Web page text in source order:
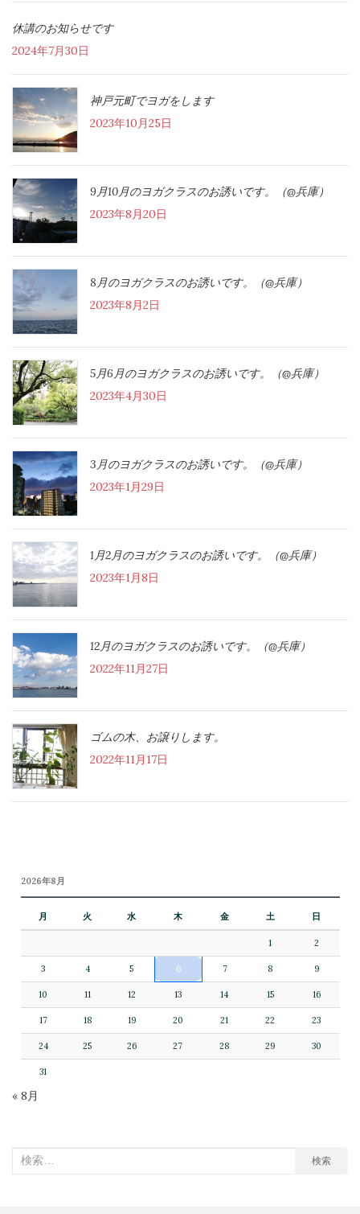
休講のお知らせです
2024年7月30日
神戸元町でヨガをします
2023年10月25日
9月10月のヨガクラスのお誘いです。（@兵庫）
2023年8月20日
8月のヨガクラスのお誘いです。（@兵庫）
2023年8月2日
5月6月のヨガクラスのお誘いです。（@兵庫）
2023年4月30日
3月のヨガクラスのお誘いです。（@兵庫）
2023年1月29日
1月2月のヨガクラスのお誘いです。（@兵庫）
2023年1月8日
12月のヨガクラスのお誘いです。（@兵庫）
2022年11月27日
ゴムの木、お譲りします。
2022年11月17日
2026年8月
月 火 水 木 金 土 日
1 2
3 4 5 6 7 8 9
10 11 12 13 14 15 16
17 18 19 20 21 22 23
24 25 26 27 28 29 30
31
« 8月
検
検索